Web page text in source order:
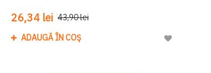
26,34 lei 43,90 lei
ADAUGĂ ÎN COȘ
Adaugă